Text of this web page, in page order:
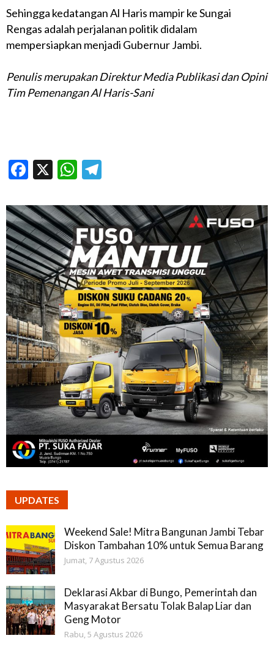
Sehingga kedatangan Al Haris mampir ke Sungai
Rengas adalah perjalanan politik didalam
mempersiapkan menjadi Gubernur Jambi.
Penulis merupakan Direktur Media Publikasi dan Opini
Tim Pemenangan Al Haris-Sani
Facebook
X WhatsApp
UPDATES
Weekend Sale! Mitra Bangunan Jambi Tebar
Diskon Tambahan 10% untuk Semua Barang
Jumat, 7 Agustus 2026
Deklarasi Akbar di Bungo, Pemerintah dan
Masyarakat Bersatu Tolak Balap Liar dan
Geng Motor
Rabu, 5 Agustus 2026